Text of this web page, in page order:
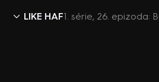
LIKE HAF